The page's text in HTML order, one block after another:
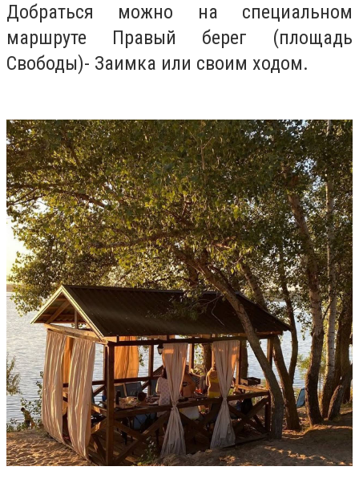
Добраться можно на специальном
маршруте Правый берег (площадь
Свободы)- Заимка или своим ходом.